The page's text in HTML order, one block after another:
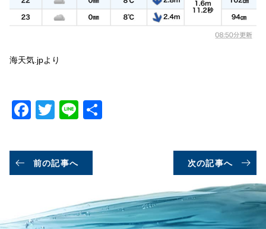
海天気.jpより
Facebook
Twitter
Line
前の記事へ 次の記事へ